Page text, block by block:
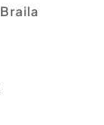
Braila